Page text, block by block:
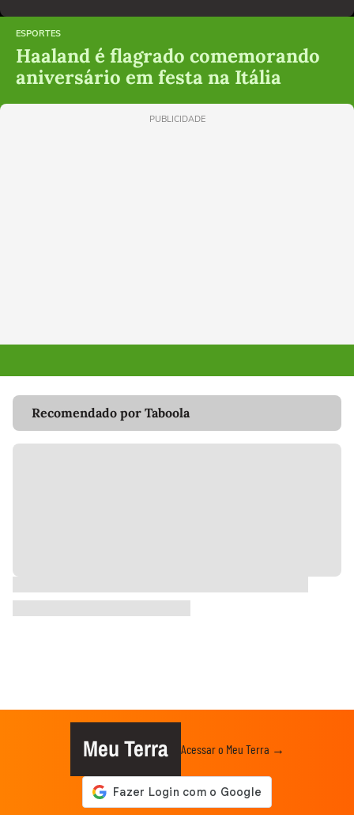
ESPORTES
Haaland é flagrado comemorando
aniversário em festa na Itália
PUBLICIDADE
Recomendado por Taboola
Meu Terra Acessar o Meu Terra →